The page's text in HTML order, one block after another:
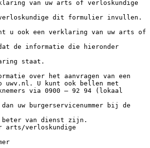
van uw arts of verloskundige
dit formulier invullen.
u ook een verklaring van uw arts of
de informatie die hieronder
staat.
over het aanvragen van een
uwv.nl. U kunt ook bellen met
via 0900 – 92 94 (lokaal
uw burgerservicenummer bij de
beter van dienst zijn.
verloskundige